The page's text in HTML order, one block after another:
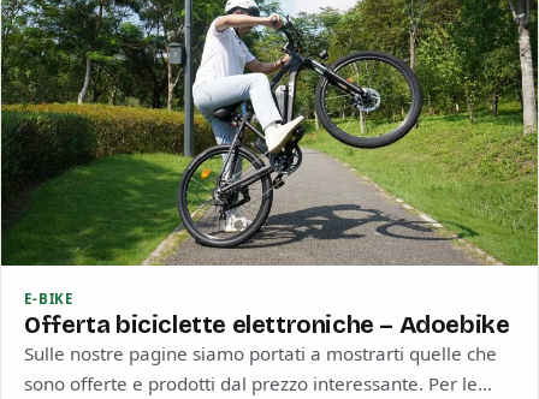
E-BIKE
Offerta biciclette elettroniche – Adoebike
Sulle nostre pagine siamo portati a mostrarti quelle che
sono offerte e prodotti dal prezzo interessante. Per le